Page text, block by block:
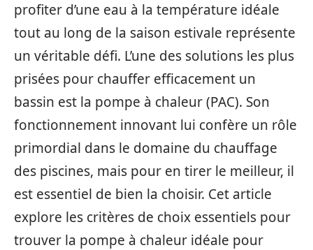
profiter d’une eau à la température idéale
tout au long de la saison estivale représente
un véritable défi. L’une des solutions les plus
prisées pour chauffer efficacement un
bassin est la pompe à chaleur (PAC). Son
fonctionnement innovant lui confère un rôle
primordial dans le domaine du chauffage
des piscines, mais pour en tirer le meilleur, il
est essentiel de bien la choisir. Cet article
explore les critères de choix essentiels pour
trouver la pompe à chaleur idéale pour